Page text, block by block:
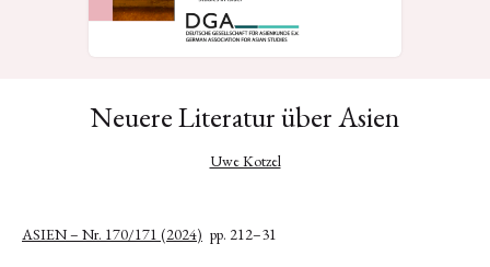
Neuere Literatur über Asien
Uwe Kotzel
ASIEN – Nr. 170/171 (2024) pp. 212–31